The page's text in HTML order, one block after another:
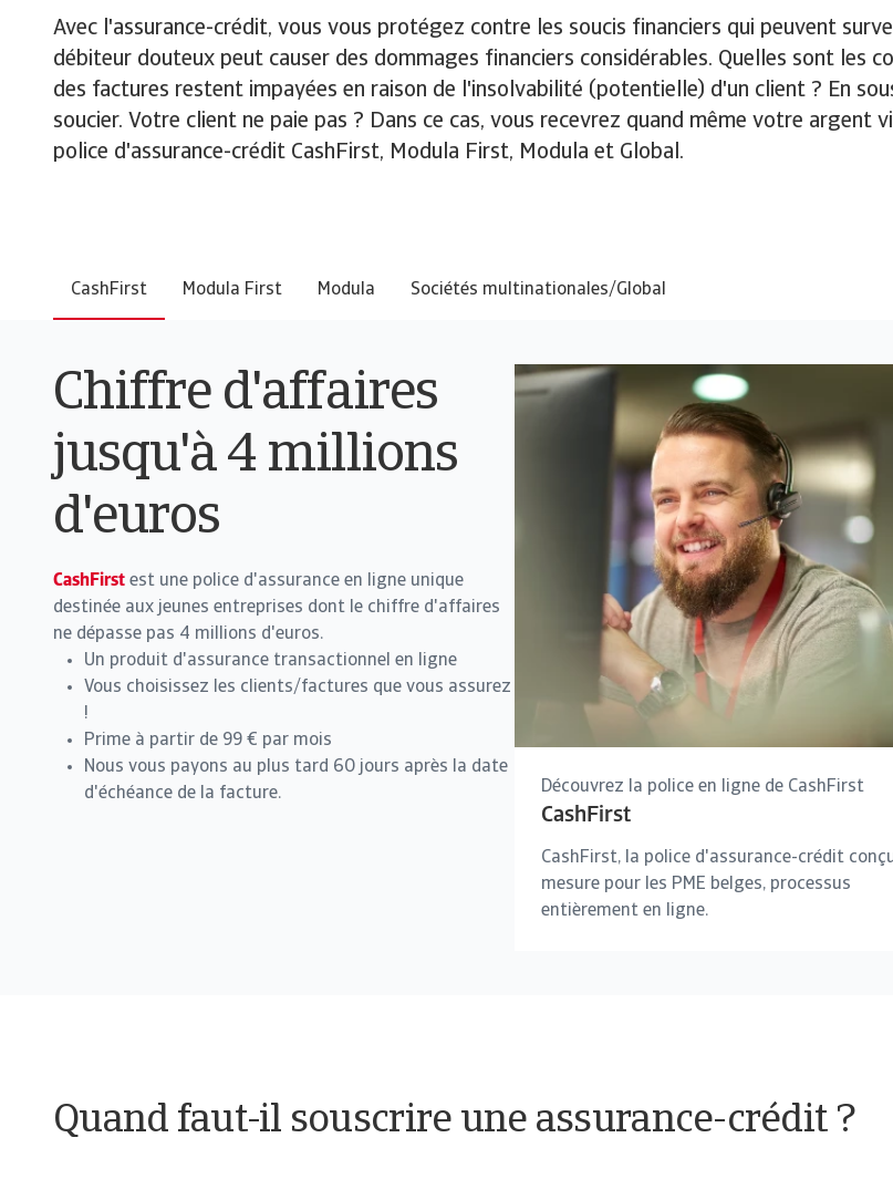
Avec l'assurance-crédit, vous vous protégez contre les soucis financiers qui peuvent
débiteur douteux peut causer des dommages financiers considérables. Quelles sont les
des factures restent impayées en raison de l'insolvabilité (potentielle) d'un client ? En
soucier. Votre client ne paie pas ? Dans ce cas, vous recevrez quand même votre argent
police d'assurance-crédit CashFirst, Modula First, Modula et Global.
CashFirst Modula First Modula Sociétés multinationales/Global
Chiffre d'affaires
jusqu'à 4 millions
d'euros
CashFirst est une police d'assurance en ligne unique
destinée aux jeunes entreprises dont le chiffre d'affaires
ne dépasse pas 4 millions d'euros.
Un produit d'assurance transactionnel en ligne
Vous choisissez les clients/factures que vous assurez
!
Prime à partir de 99 € par mois
Nous vous payons au plus tard 60 jours après la date
d'échéance de la facture.
Découvrez la police en ligne de CashFirst
CashFirst
CashFirst, la police d'assurance-crédit
mesure pour les PME belges, processus
entièrement en ligne.
Quand faut-il souscrire une assurance-crédit ?